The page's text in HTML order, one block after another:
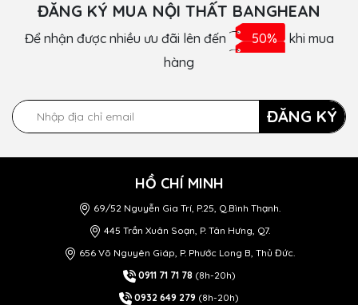
ĐĂNG KÝ MUA NỘI THẤT BANGHEAN
Để nhận được nhiều ưu đãi lên đến 50% khi mua
hàng
ĐĂNG KÝ
HỒ CHÍ MINH
69/52 Nguyễn Gia Trí, P.25, Q.Bình Thạnh.
445 Trần Xuân Soạn, P. Tân Hưng, Q7.
656 Võ Nguyên Giáp, P. Phước Long B, Thủ Đức.
0911 71 71 78 (8h-20h)
0932 649 279 (8h-20h)